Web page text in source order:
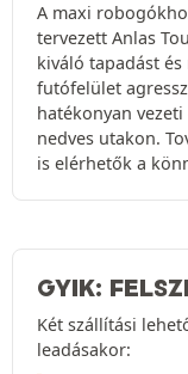
A maxi
tervezett Anlas
kiváló tapadást
futófelület
hatékonyan
nedves utakon.
is elérhetők a
GYIK:
Két szállítási
leadásakor: